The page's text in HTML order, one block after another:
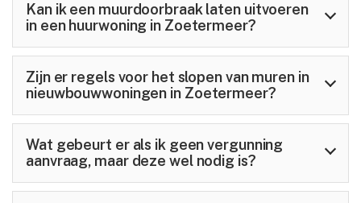
Kan ik een muurdoorbraak laten uitvoeren
in een huurwoning in Zoetermeer?
Zijn er regels voor het slopen van muren in
nieuwbouwwoningen in Zoetermeer?
Wat gebeurt er als ik geen vergunning
aanvraag, maar deze wel nodig is?